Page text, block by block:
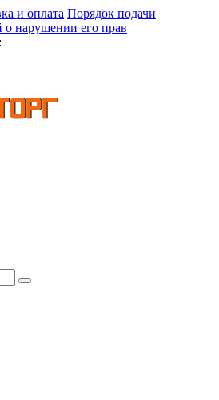
и оплата Порядок подачи
о нарушении его прав